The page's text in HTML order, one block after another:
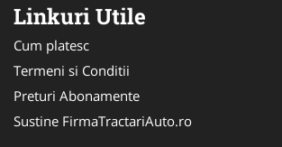
Linkuri Utile
Cum platesc
Termeni si Conditii
Preturi Abonamente
Sustine FirmaTractariAuto.ro